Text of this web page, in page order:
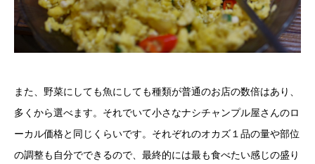
また、野菜にしても魚にしても種類が普通のお店の数倍はあり、
多くから選べます。それでいて小さなナシチャンプル屋さんのロ
ーカル価格と同じくらいです。それぞれのオカズ１品の量や部位
の調整も自分でできるので、最終的には最も食べたい感じの盛り